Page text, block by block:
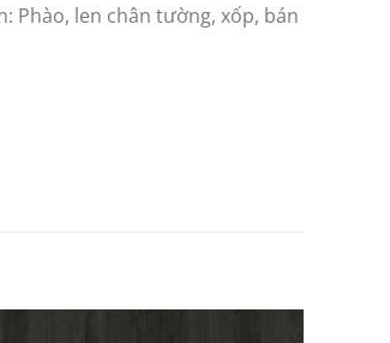
Phào, len chân tường, xốp, bán